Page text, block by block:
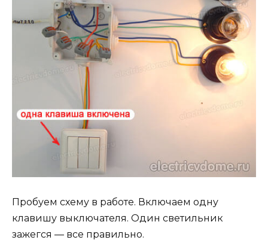
Пробуем схему в работе. Включаем одну
клавишу выключателя. Один светильник
зажегся — все правильно.